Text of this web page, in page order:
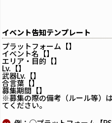
イベント告知テンプレート
プラットフォーム【】
イベント名【】
エリア・目的【】
Lv.【】
武器Lv.【】
合言葉【】
募集期間【】
※募集の際の備考（ルール等）
てください。